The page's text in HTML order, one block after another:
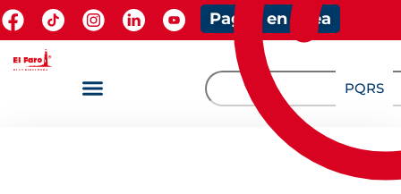
Pagos en línea
PQRS